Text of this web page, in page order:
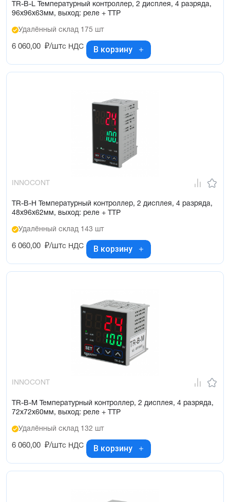
TR-B-L Температурный контроллер, 2 дисплея, 4 разряда,
96х96х63мм, выход: реле + ТТР
Удалённый склад 175 шт
6 060,00 ₽/штс НДС В корзину
INNOCONT
TR-B-H Температурный контроллер, 2 дисплея, 4 разряда,
48х96х62мм, выход: реле + ТТР
Удалённый склад 143 шт
6 060,00 ₽/штс НДС В корзину
INNOCONT
TR-B-M Температурный контроллер, 2 дисплея, 4 разряда,
72х72х60мм, выход: реле + ТТР
Удалённый склад 132 шт
6 060,00 ₽/штс НДС В корзину